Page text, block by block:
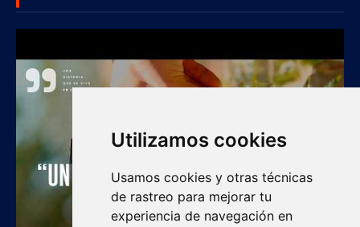
Utilizamos cookies
Usamos cookies y otras técnicas
de rastreo para mejorar tu
experiencia de navegación en